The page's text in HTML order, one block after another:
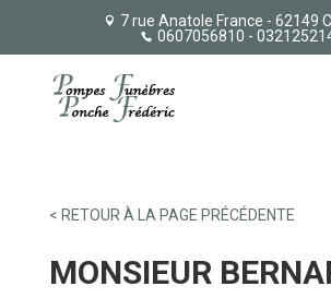
7 rue Anatole France - 62149
0607056810 -
< RETOUR À LA PAGE PRÉCÉDENTE
MONSIEUR